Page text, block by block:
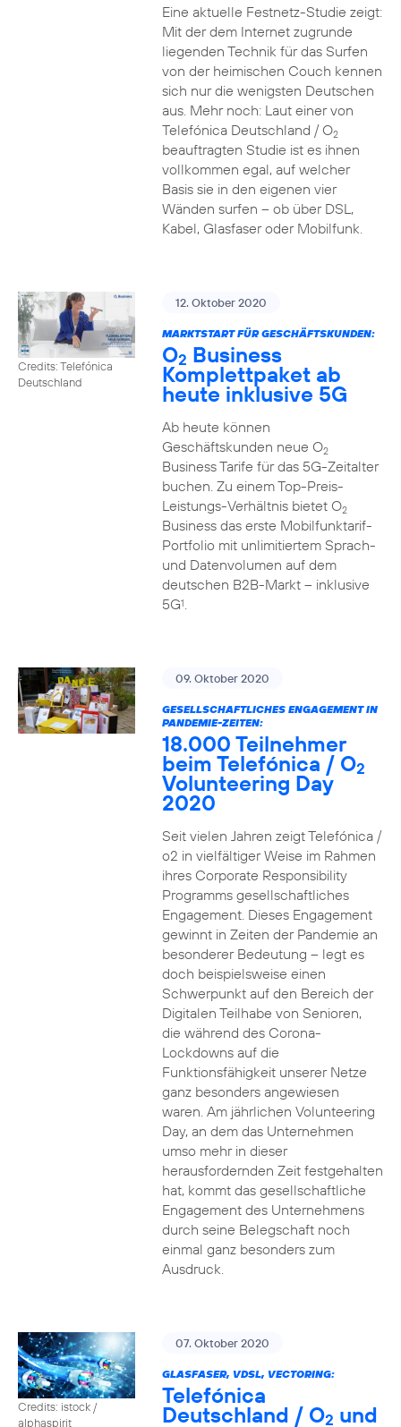
Eine aktuelle Festnetz-Studie zeigt:
Mit der dem Internet zugrunde
liegenden Technik für das Surfen
von der heimischen Couch kennen
sich nur die wenigsten Deutschen
aus. Mehr noch: Laut einer von
Telefónica Deutschland / O2
beauftragten Studie ist es ihnen
vollkommen egal, auf welcher
Basis sie in den eigenen vier
Wänden surfen – ob über DSL,
Kabel, Glasfaser oder Mobilfunk.
Credits: Telefónica
Deutschland
12. Oktober 2020
MARKTSTART FÜR GESCHÄFTSKUNDEN:
O2 Business
Komplettpaket ab
heute inklusive 5G
Ab heute können
Geschäftskunden neue O2
Business Tarife für das 5G-Zeitalter
buchen. Zu einem Top-Preis-
Leistungs-Verhältnis bietet O2
Business das erste Mobilfunktarif-
Portfolio mit unlimitiertem Sprach-
und Datenvolumen auf dem
deutschen B2B-Markt – inklusive
5G1.
09. Oktober 2020
GESELLSCHAFTLICHES ENGAGEMENT IN
PANDEMIE-ZEITEN:
18.000 Teilnehmer
beim Telefónica / O2
Volunteering Day
2020
Seit vielen Jahren zeigt Telefónica /
o2 in vielfältiger Weise im Rahmen
ihres Corporate Responsibility
Programms gesellschaftliches
Engagement. Dieses Engagement
gewinnt in Zeiten der Pandemie an
besonderer Bedeutung – legt es
doch beispielsweise einen
Schwerpunkt auf den Bereich der
Digitalen Teilhabe von Senioren,
die während des Corona-
Lockdowns auf die
Funktionsfähigkeit unserer Netze
ganz besonders angewiesen
waren. Am jährlichen Volunteering
Day, an dem das Unternehmen
umso mehr in dieser
herausfordernden Zeit festgehalten
hat, kommt das gesellschaftliche
Engagement des Unternehmens
durch seine Belegschaft noch
einmal ganz besonders zum
Ausdruck.
Credits: istock /
alphaspirit
07. Oktober 2020
GLASFASER, VDSL, VECTORING:
Telefónica
Deutschland / O2 und